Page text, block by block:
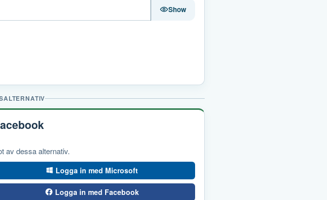
Show
av dessa alternativ.
Logga in med Microsoft
Logga in med Facebook